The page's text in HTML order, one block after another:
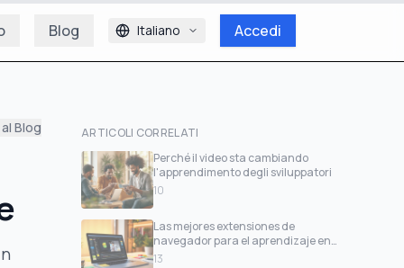
Blog Italiano Accedi
Blog
ARTICOLI CORRELATI
Perché il video sta cambiando
l'apprendimento degli sviluppatori
10
Las mejores extensiones de
navegador para el aprendizaje en
video de desarrolladores
13